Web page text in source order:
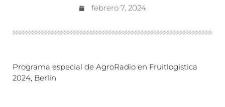
febrero 7, 2024
Programa especial de AgroRadio en Fruitlogistica
2024, Berlín